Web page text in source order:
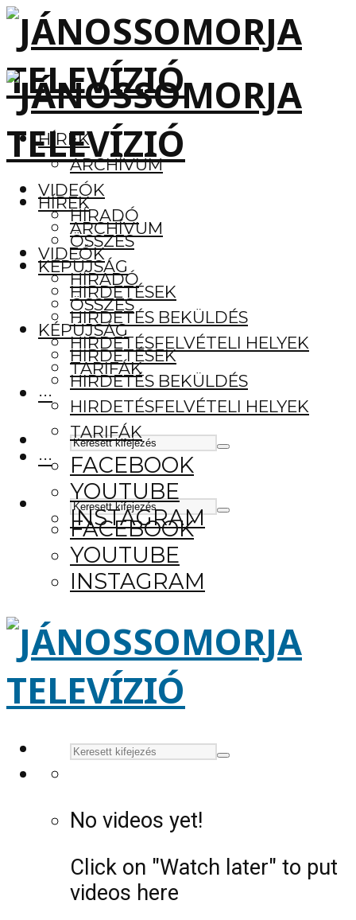
HÍREK
ARCHÍVUM
VIDEÓK
HÍRADÓ
ÖSSZES
KÉPÚJSÁG
HIRDETÉSEK
HIRDETÉS BEKÜLDÉS
HIRDETÉSFELVÉTELI HELYEK
TARIFÁK
···
FACEBOOK
YOUTUBE
INSTAGRAM
HÍREK
ARCHÍVUM
VIDEÓK
HÍRADÓ
ÖSSZES
KÉPÚJSÁG
HIRDETÉSEK
HIRDETÉS BEKÜLDÉS
HIRDETÉSFELVÉTELI HELYEK
TARIFÁK
···
FACEBOOK
YOUTUBE
INSTAGRAM
No videos yet!
Click on "Watch later" to put
videos here